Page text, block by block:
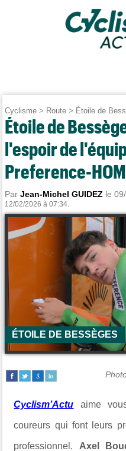
Cyclisme > Route > Étoile de
Étoile de
l'espoir de
Preference-
ParJean-Michel GUIDEZ le
12/02/2026 à 07:34.
ÉTOILE DE BESSÈGES
Cyclism’Actu aime
coureurs qui font leurs
professionnel. Axel